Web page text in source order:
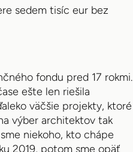
sedem tisíc eur bez
fondu pred 17 rokmi.
ešte len riešila
väčšie projekty, ktoré
výber architektov tak
niekoho, kto chápe
2019, potom sme opäť